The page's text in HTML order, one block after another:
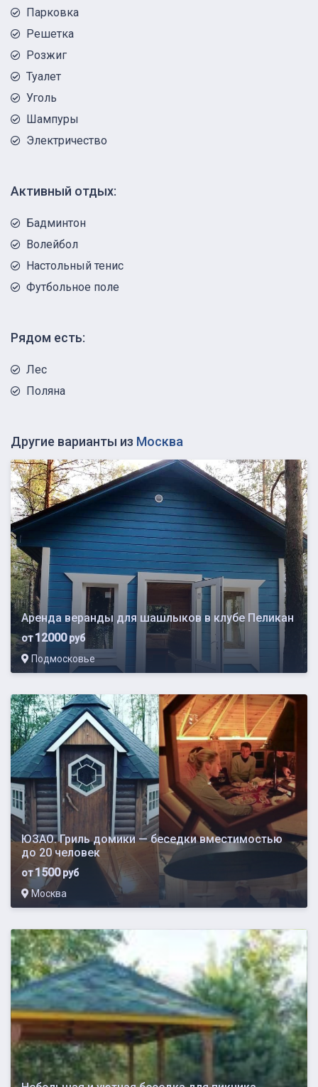
Парковка
Решетка
Розжиг
Туалет
Уголь
Шампуры
Электричество
Активный отдых:
Бадминтон
Волейбол
Настольный тенис
Футбольное поле
Рядом есть:
Лес
Поляна
Другие варианты из Москва
Аренда веранды для шашлыков в клубе Пеликан
от12000руб
Подмосковье
ЮЗАО. Гриль домики — беседки вместимостью
до 20 человек
от1500руб
Москва